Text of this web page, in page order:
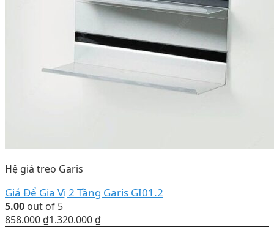
Hệ giá treo Garis
Giá Để Gia Vị 2 Tầng Garis GI01.2
5.00 out of 5
858.000 ₫1.320.000₫